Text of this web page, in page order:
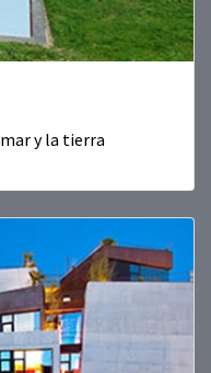
y la tierra